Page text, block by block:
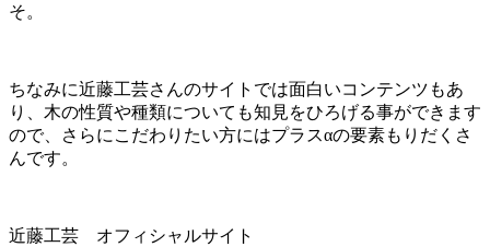
そ。
ちなみに近藤工芸さんのサイトでは面白いコンテンツもあ
り、木の性質や種類についても知見をひろげる事ができます
ので、さらにこだわりたい方にはプラスαの要素もりだくさ
んです。
近藤工芸 オフィシャルサイト